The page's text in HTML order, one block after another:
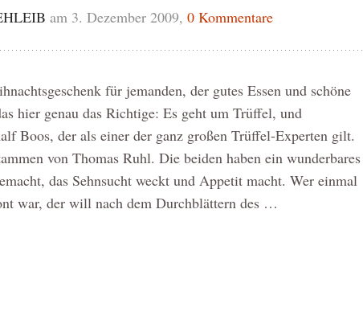
am 3. Dezember 2009, 0 Kommentare
für jemanden, der gutes Essen und schöne
hier genau das Richtige: Es geht um Trüffel, und
Boos, der als einer der ganz großen Trüffel-Experten gilt.
von Thomas Ruhl. Die beiden haben ein wunderbares
das Sehnsucht weckt und Appetit macht. Wer einmal
war, der will nach dem Durchblättern des …